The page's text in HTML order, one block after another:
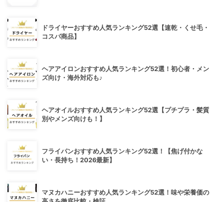
ドライヤーおすすめ人気ランキング52選【速乾・くせ毛・
コスパ商品】
ヘアアイロンおすすめ人気ランキング52選！初心者・メン
ズ向け・海外対応も♪
ヘアオイルおすすめ人気ランキング52選【プチプラ・髪質
別やメンズ向けも！】
フライパンおすすめ人気ランキング52選！【焦げ付かな
い・長持ち！2026最新】
マヌカハニーおすすめ人気ランキング52選！味や栄養価の